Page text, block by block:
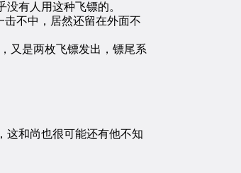
有人用这种飞镖的。
不中，居然还留在外面不
又是两枚飞镖发出，镖尾系
和尚也很可能还有他不知